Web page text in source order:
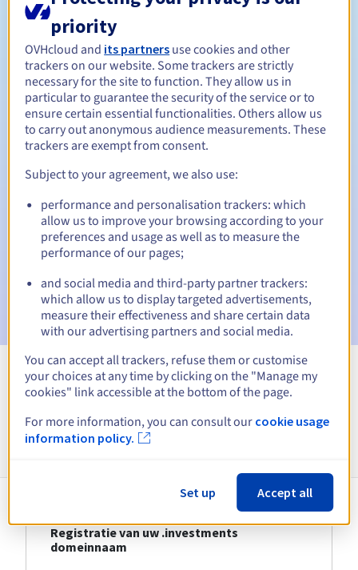
Verlengingsperiode
Inlosperiode 30 dagen
Waarschuwings-e-mails:
vervaldatum
E-mail op de vervaldatum om de schorsing van de
domeinnaam te melden
E-mail na de Redemption Grace Periodom de
verwijdering van de domeinnaam te melden
Bekijk alle extensies
Informatie over .investments
Registratie van uw .investments
domeinnaam
priority
OVHcloud and its partners use cookies and other
trackers on our website. Some trackers are strictly
necessary for the site to function. They allow us in
particular to guarantee the security of the service or to
ensure certain essential functionalities. Others allow us
to carry out anonymous audience measurements. These
trackers are exempt from consent.
Subject to your agreement, we also use:
performance and personalisation trackers: which
allow us to improve your browsing according to your
preferences and usage as well as to measure the
performance of our pages;
and social media and third-party partner trackers:
which allow us to display targeted advertisements,
measure their effectiveness and share certain data
with our advertising partners and social media.
You can accept all trackers, refuse them or customise
your choices at any time by clicking on the "Manage my
cookies" link accessible at the bottom of the page.
For more information, you can consult our cookie usage
information policy.
Set up Accept all